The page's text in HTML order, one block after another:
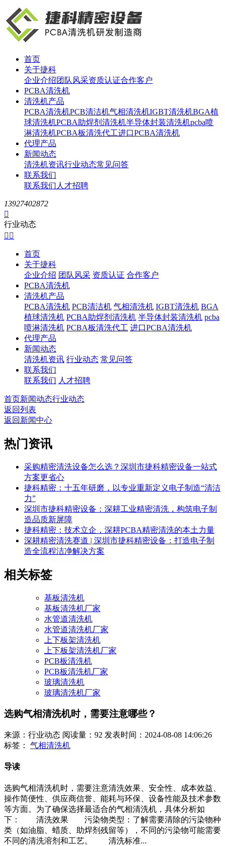
首页
关于捷科
企业介绍团队风采资质认证合作客户
PCBA清洗机
清洗机产品
PCBA清洗机PCB清洁机气相清洗机IGBT清洗机BGA植
球清洗机PCBA助焊剂清洗机半导体封装清洗机pcba喷
淋清洗机PCBA板清洗代工进口PCBA清洗机
代理产品
新闻动态
清洗机资讯行业动态常见问答
联系我们
联系我们 人才招聘
13927402872

行业动态
 
首页
关于捷科
企业介绍 团队风采 资质认证 合作客户
PCBA清洗机
清洗机产品
PCBA清洗机 PCB清洁机 气相清洗机 IGBT清洗机 BGA
植球清洗机 PCBA助焊剂清洗机 半导体封装清洗机 pcba
喷淋清洗机 PCBA板清洗代工 进口PCBA清洗机
代理产品
新闻动态
清洗机资讯 行业动态 常见问答
联系我们
联系我们 人才招聘
首页新闻动态行业动态
返回列表
返回新闻中心
热门资讯
采购精密清洗设备怎么选？深圳市捷科精密设备一站式
方案更省心
捷科精密：十五年研磨，以专业重新定义电子制造“清洁
力”
深圳市捷科精密设备：深耕工业精密清洗，构筑电子制
造品质新屏障
捷科精密：技术立企，深耕PCBA精密清洗的本土力量
深耕精密清洗赛道 | 深圳市捷科精密设备：打造电子制
造全流程洁净解决方案
相关标签
基板清洗机
基板清洗机厂家
水管道清洗机
水管道清洗机厂家
上下板架清洗机
上下板架清洗机厂家
PCB板清洗机
PCB板清洗机厂家
玻璃清洗机
玻璃清洗机厂家
选购气相清洗机时，需要注意哪些？
来源：行业动态 阅读量：92 发表时间：2024-08-08 14:06:26
标签： 气相清洗机
导读
选购气相清洗机时，需要注意清洗效果、安全性、成本效益、
操作简便性、供应商信誉、能耗与环保、设备性能及技术参数
等方面。为了确保选择最适合的气相清洗机，具体分析如
下： 清洗效果 污染物类型：了解需要清除的污染物种
类（如油脂、蜡质、助焊剂残留等），不同的污染物可能需要
不同的清洗溶剂和工艺。 清洗标准...